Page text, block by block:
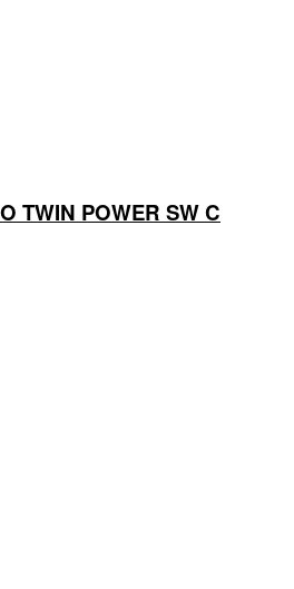
TWIN POWER SW C